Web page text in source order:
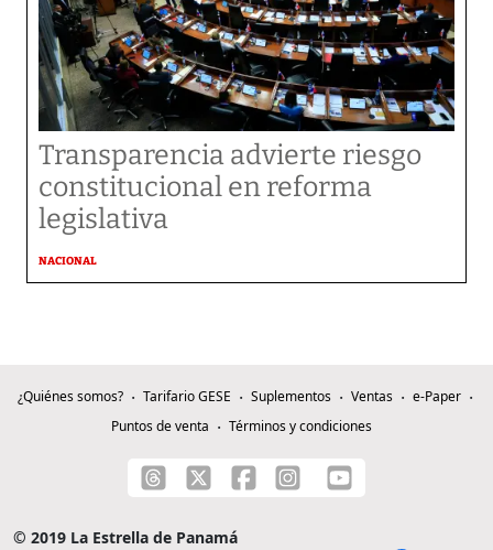
Transparencia advierte riesgo
constitucional en reforma
legislativa
NACIONAL
¿Quiénes somos? Tarifario GESE Suplementos Ventas
e-Paper
Puntos de venta
Términos y condiciones
© 2019 La Estrella de Panamá